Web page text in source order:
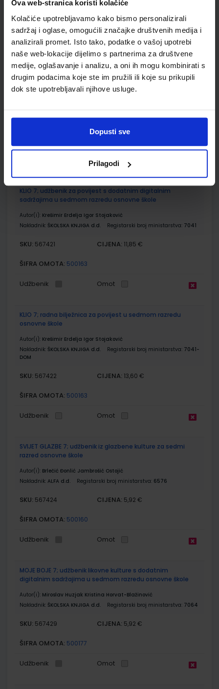
Ova web-stranica koristi kolačiće
Kolačiće upotrebljavamo kako bismo personalizirali
sadržaj i oglase, omogućili značajke društvenih medija i
analizirali promet. Isto tako, podatke o vašoj upotrebi
naše web-lokacije dijelimo s partnerima za društvene
medije, oglašavanje i analizu, a oni ih mogu kombinirati s
drugim podacima koje ste im pružili ili koje su prikupili
dok ste upotrebljavali njihove usluge.
Dopusti sve
Prilagodi
ŠIFRA OMOTA: 500175
Udžbenik Omot
GEA 3; radna bilježnica za geografiju u 7. razredu osnovne
škole (2021)
Autor(i):
Danijel Orešić Ružica Vuk Igor Tišma Alenka Bujan
Nakladnik: ŠKOLSKA KNJIGA d.d.
Registarski broj ministarstva:
SKU:569106 CIJENA:13,60 €
Omot
KLIO 7; udžbenik za povijest s dodatnim digitalnim
sadržajima u sedmom razredu osnovne škole
Autor(i): Krešimir Erdelja Igor Stojaković
Nakladnik: ŠKOLSKA KNJIGA d.d. Registarski broj ministarstva: 7041
SKU: 567421 CIJENA: 11,85 €
ŠIFRA OMOTA: 500163
Udžbenik Omot
KLIO 7; radna bilježnica za povijest u sedmom razredu
osnovne škole
Autor(i): Krešimir Erdelja Igor Stojaković
Nakladnik: ŠKOLSKA KNJIGA d.d. Registarski broj ministarstva: 7041-
DOM
SKU: 567422 CIJENA: 13,60 €
ŠIFRA OMOTA: 500163
Udžbenik Omot
SVIJET GLAZBE 7; udžbenik iz glazbene kulture za sedmi
razred osnovne škole
Autor(i): Brlečić Đonlić Jambrošić Ostojić
Nakladnik: ALFA d.d. Registarski broj ministarstva: 6576
SKU: 567424 CIJENA: 5,92 €
ŠIFRA OMOTA: 500160
Udžbenik Omot
MOJE BOJE 7; udžbenik likovne kulture s dodatnim
digitalnim sadržajima u sedmom razredu osnovne škole
Autor(i): Miroslav Huzjak Kristina Horvat-Blažinović
Nakladnik: ŠKOLSKA KNJIGA d.d. Registarski broj ministarstva: 7064
SKU: 567429 CIJENA: 5,92 €
ŠIFRA OMOTA: 500177
Udžbenik Omot